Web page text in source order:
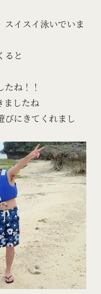
スイスイ泳いでいま
ると
ね！！
ましたね
びにきてくれまし